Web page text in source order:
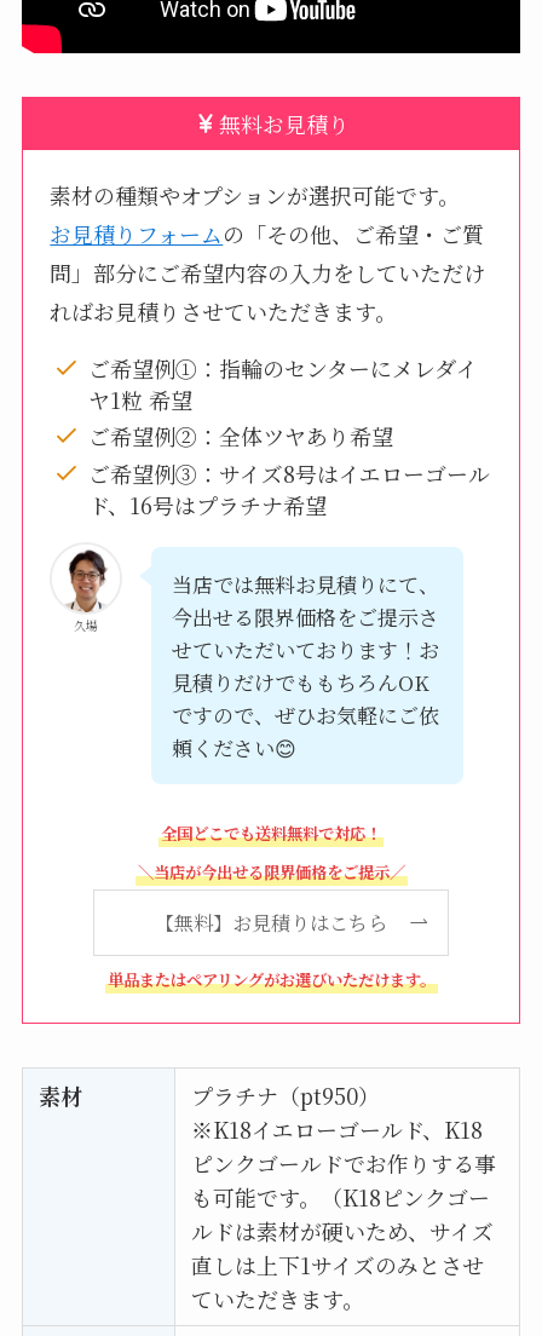
無料お見積り
素材の種類やオプションが選択可能です。
お見積りフォームの「その他、ご希望・ご質
問」部分にご希望内容の入力をしていただけ
ればお見積りさせていただきます。
ご希望例①：指輪のセンターにメレダイ
ヤ1粒 希望
ご希望例②：全体ツヤあり希望
ご希望例③：サイズ8号はイエローゴール
ド、16号はプラチナ希望
久場
当店では無料お見積りにて、
今出せる限界価格をご提示さ
せていただいております！お
見積りだけでももちろんOK
ですので、ぜひお気軽にご依
頼ください😊
全国どこでも送料無料で対応！
＼当店が今出せる限界価格をご提示／
【無料】お見積りはこちら
単品またはペアリングがお選びいただけます。
素材
プラチナ（pt950）
※K18イエローゴールド、K18
ピンクゴールドでお作りする事
も可能です。（K18ピンクゴー
ルドは素材が硬いため、サイズ
直しは上下1サイズのみとさせ
ていただきます。